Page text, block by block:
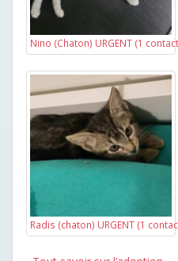
Nino (Chaton) URGENT (1
Radis (chaton) URGENT (1